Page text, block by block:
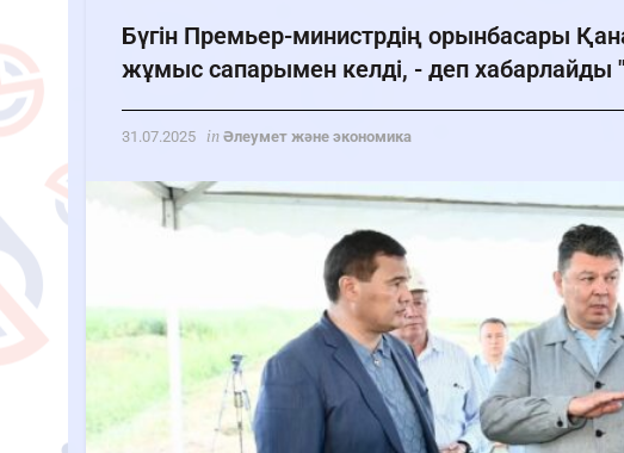
Бүгін Премьер-министрдің орынбасары
жұмыс сапарымен келді, - деп хабарлайды
31.07.2025 in Әлеумет және экономика